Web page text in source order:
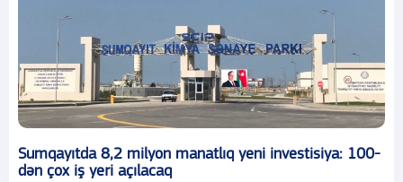
Sumqayıtda 8,2 milyon manatlıq yeni investisiya: 100-
dən çox iş yeri açılacaq